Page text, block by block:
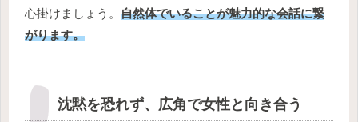
心掛けましょう。 自然体でいることが魅力的な会話に繋
がります。
沈黙を恐れず、広角で女性と向き合う